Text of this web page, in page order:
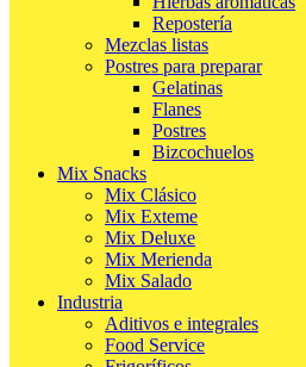
Repostería
Mezclas listas
Postres para preparar
Gelatinas
Flanes
Postres
Bizcochuelos
Mix Snacks
Mix Clásico
Mix Exteme
Mix Deluxe
Mix Merienda
Mix Salado
Industria
Aditivos e integrales
Food Service